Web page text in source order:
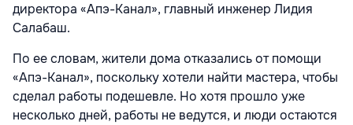
директора «Апэ-Канал», главный инженер Лидия
Салабаш.
По ее словам, жители дома отказались от помощи
«Апэ-Канал», поскольку хотели найти мастера, чтобы
сделал работы подешевле. Но хотя прошло уже
несколько дней, работы не ведутся, и люди остаются